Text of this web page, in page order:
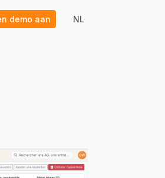
demo aan NL